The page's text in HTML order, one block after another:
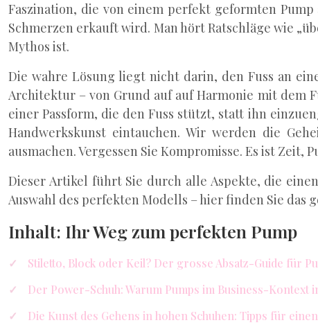
Faszination, die von einem perfekt geformten
Schmerzen erkauft wird. Man hört Ratschläge wie
Mythos ist.
Die wahre Lösung liegt nicht darin, den Fuss an
Architektur – von Grund auf auf Harmonie mit dem
einer Passform, die den Fuss stützt, statt ihn
Handwerkskunst eintauchen. Wir werden die
ausmachen. Vergessen Sie Kompromisse. Es ist
Dieser Artikel führt Sie durch alle Aspekte, die
Auswahl des perfekten Modells – hier finden Sie das
Inhalt: Ihr Weg zum perfekten Pump
Stiletto, Block oder Keil? Der grosse Absatz-Guide für
Der Power-Schuh: Warum Pumps im Business-Kontext
Die Kunst des Gehens in hohen Schuhen: Tipps für